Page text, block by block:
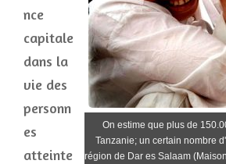
On estime que plus de
Tanzanie; un certain nombre
région de Dar es Salaam
nce
capitale
dans la
vie des
personn
es
atteinte